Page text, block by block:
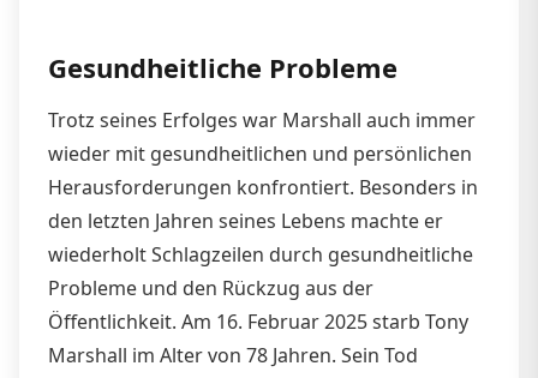
Gesundheitliche Probleme
Trotz seines Erfolges war Marshall auch immer
wieder mit gesundheitlichen und persönlichen
Herausforderungen konfrontiert. Besonders in
den letzten Jahren seines Lebens machte er
wiederholt Schlagzeilen durch gesundheitliche
Probleme und den Rückzug aus der
Öffentlichkeit. Am 16. Februar 2025 starb Tony
Marshall im Alter von 78 Jahren. Sein Tod